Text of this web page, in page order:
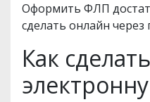
Оформить ФЛП
сделать онлайн через
Как сделать